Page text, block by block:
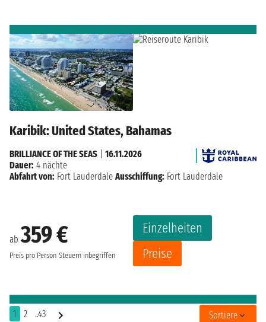
Karibik: United States, Bahamas
ab359 €
Preis pro Person Steuern inbegriffen
Einzelheiten
Preise
BRILLIANCE OF THE SEAS
16.11.2026
Dauer: 4 nächte
Abfahrt von: Fort Lauderdale Ausschiffung: Fort Lauderdale
1 2 ..43 Sortiere